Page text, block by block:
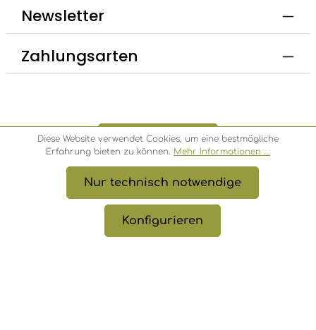
Newsletter
Zahlungsarten
Bestellung widerrufen
© 2026 Bambusbörse
* Alle Preise inkl. gesetzl. Mehrwertsteuer zzgl.
Versandkosten, wenn nicht anders angegeben.
Diese Website verwendet Cookies, um eine bestmögliche
Erfahrung bieten zu können. Mehr Informationen ...
Nur technisch notwendige
Konfigurieren